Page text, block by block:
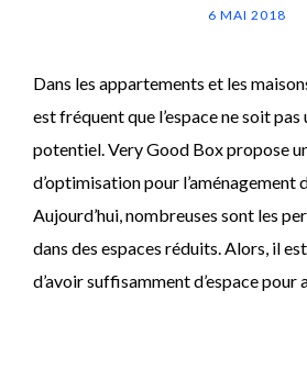
6 MAI 2018
Dans les appartements et les
est fréquent que l’espace ne soit
potentiel. Very Good Box propose
d’optimisation pour l’aménagement
Aujourd’hui, nombreuses sont les
dans des espaces réduits. Alors, il
d’avoir suffisamment d’espace pour